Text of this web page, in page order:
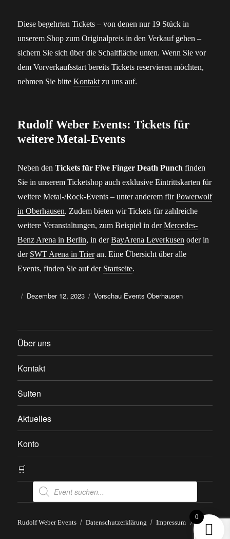
Diese begehrten Tickets – von denen nur 19 Stück in
unserem Shop zum Originalpreis in den Verkauf gehen –
sichern Sie sich über die Schaltfläche unten. Wenn Sie vor
dem Vorverkaufsstart bereits Tickets reservieren möchten,
nehmen Sie bitteKontakt zu uns auf.
Rudolf Weber Events: Tickets für
weitere Metal-Events
Neben denTickets für Five Finger Death Punch finden
Sie in unserem Ticketshop auch exklusive Eintrittskarten für
weitere Metal-/Rock-Events – unter anderem fürPowerwolf
in Oberhausen. Zudem bieten wir Tickets für zahlreiche
weitere Veranstaltungen, zum Beispiel in derMercedes-
Benz Arena in Berlin, in derBayArena Leverkusen oder in
der SWT Arena in Trieran. Eine Übersicht über alle
Events, finden Sie auf der Startseite.
AutorVeröffentlicht
Dezember 12, 2023 Kategorien
Vorschau Events Oberhausen
Über uns
Kontakt
Suiten
Aktuelles
Konto
🛒
Products
search
Rudolf Weber Events Datenschutzerklärung Impressum / AGB
0